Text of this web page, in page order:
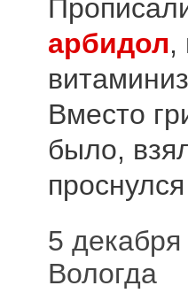
арбидол,
Вместо
было,
5
Вологда